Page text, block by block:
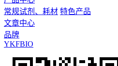
常规试剂、耗材 特色产品
文章中心
品牌
YKFBIO